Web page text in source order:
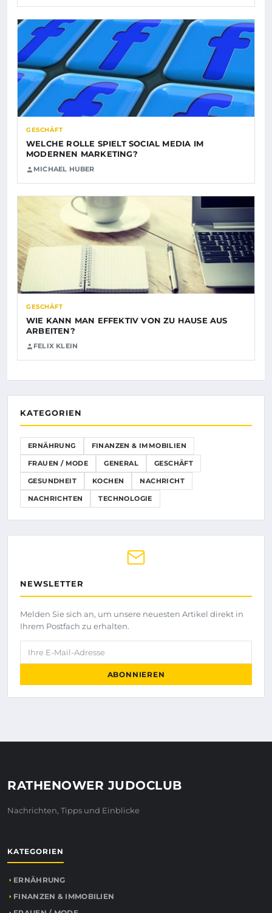
GESCHÄFT
WELCHE ROLLE SPIELT SOCIAL MEDIA IM
MODERNEN MARKETING?
MICHAEL HUBER
GESCHÄFT
WIE KANN MAN EFFEKTIV VON ZU HAUSE AUS
ARBEITEN?
FELIX KLEIN
KATEGORIEN
ERNÄHRUNG FINANZEN & IMMOBILIEN
FRAUEN / MODE GENERAL GESCHÄFT
GESUNDHEIT KOCHEN NACHRICHT
NACHRICHTEN TECHNOLOGIE
NEWSLETTER
Melden Sie sich an, um unsere neuesten Artikel direkt in
Ihrem Postfach zu erhalten.
Ihre E-Mail-Adresse
ABONNIEREN
RATHENOWER JUDOCLUB
Nachrichten, Tipps und Einblicke
KATEGORIEN
ERNÄHRUNG
FINANZEN & IMMOBILIEN